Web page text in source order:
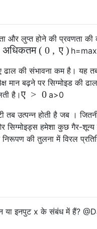
और लुप्त होने की प्रवणता
अधिकतम ( 0 , ए) h=max
की संभावना कम है। यह
मान बढ़ने पर सिग्मोइड की
है।ए > 0 a>0
तब उत्पन्न होती है जब ।
हमेशा कुछ गैर-
की तुलना में विरल
इनपुट x के संबंध में हैं?